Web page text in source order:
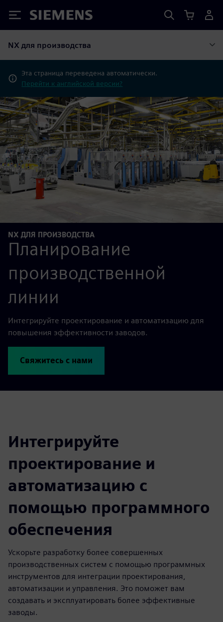
Siemens
NX для производства
Эта страница переведена автоматически.
Перейти к английской версии?
NX ДЛЯ ПРОИЗВОДСТВА
Планирование
производственной
линии
Интегрируйте проектирование и автоматизацию для
повышения эффективности заводов.
Свяжитесь с нами
Интегрируйте
проектирование и
автоматизацию с
помощью программного
обеспечения
Ускорьте разработку более совершенных
производственных систем с помощью программных
инструментов для интеграции проектирования,
автоматизации и управления. Это поможет вам
создавать и эксплуатировать более эффективные
заводы.